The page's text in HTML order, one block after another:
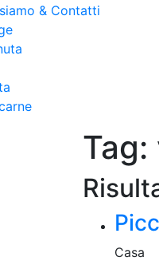
& Contatti
Tag:
Casa